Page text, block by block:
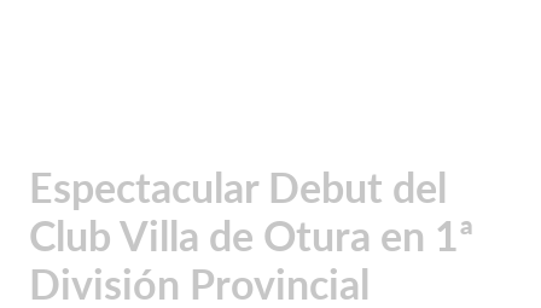
Espectacular Debut del
Club Villa de Otura en 1ª
División Provincial